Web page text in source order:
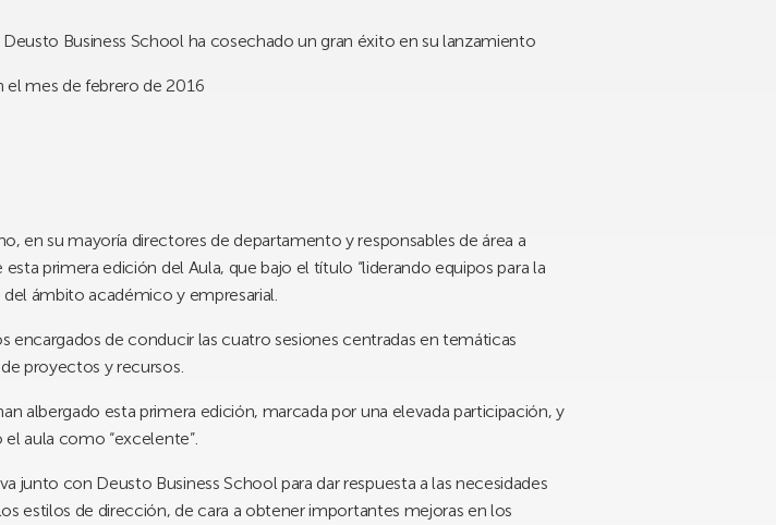
Business School ha cosechado un gran éxito en su lanzamiento
el mes de febrero de 2016
en su mayoría directores de departamento y responsables de área a
primera edición del Aula, que bajo el título “liderando equipos para la
ámbito académico y empresarial.
encargados de conducir las cuatro sesiones centradas en temáticas
proyectos y recursos.
albergado esta primera edición, marcada por una elevada participación, y
aula como “excelente”.
junto con Deusto Business School para dar respuesta a las necesidades
estilos de dirección, de cara a obtener importantes mejoras en los